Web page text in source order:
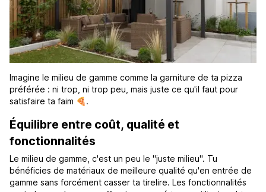
Imagine le milieu de gamme comme la garniture de ta pizza
préférée : ni trop, ni trop peu, mais juste ce qu'il faut pour
satisfaire ta faim 🍕.
Équilibre entre coût, qualité et
fonctionnalités
Le milieu de gamme, c'est un peu le "juste milieu". Tu
bénéficies de matériaux de meilleure qualité qu'en entrée de
gamme sans forcément casser ta tirelire. Les fonctionnalités